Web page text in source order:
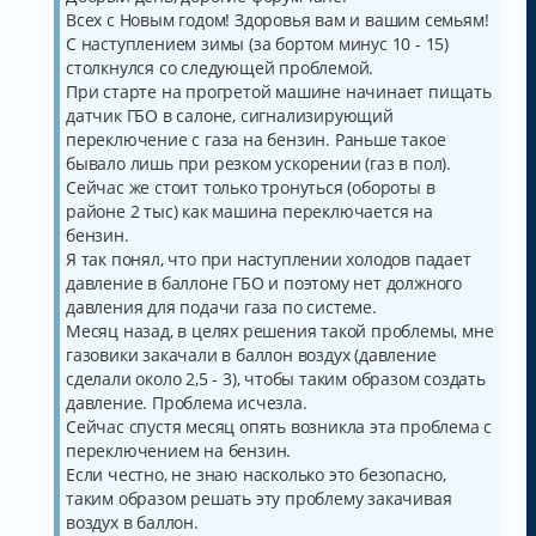
Всех с Новым годом! Здоровья вам и вашим семьям!
С наступлением зимы (за бортом минус 10 - 15)
столкнулся со следующей проблемой.
При старте на прогретой машине начинает пищать
датчик ГБО в салоне, сигнализирующий
переключение с газа на бензин. Раньше такое
бывало лишь при резком ускорении (газ в пол).
Сейчас же стоит только тронуться (обороты в
районе 2 тыс) как машина переключается на
бензин.
Я так понял, что при наступлении холодов падает
давление в баллоне ГБО и поэтому нет должного
давления для подачи газа по системе.
Месяц назад, в целях решения такой проблемы, мне
газовики закачали в баллон воздух (давление
сделали около 2,5 - 3), чтобы таким образом создать
давление. Проблема исчезла.
Сейчас спустя месяц опять возникла эта проблема с
переключением на бензин.
Если честно, не знаю насколько это безопасно,
таким образом решать эту проблему закачивая
воздух в баллон.